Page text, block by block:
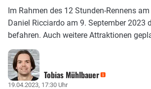
Im Rahmen des 12 Stunden-Rennens
Daniel Ricciardo am 9. September 2023
befahren. Auch weitere Attraktionen
Tobias Mühlbauer
19.04.2023, 17:30 Uhr